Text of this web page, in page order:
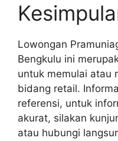
Lowongan
Bengkulu ini
untuk memulai atau
bidang retail.
referensi, untuk
akurat, silakan
atau hubungi